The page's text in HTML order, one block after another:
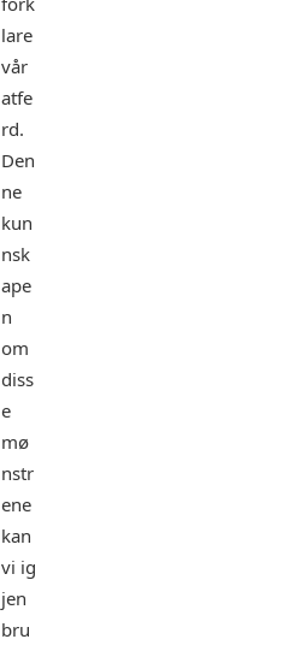
lare
vår
atfe
rd.
Den
ne
kun
nsk
ape
n
om
diss
e
mø
nstr
ene
kan
vi ig
jen
bru